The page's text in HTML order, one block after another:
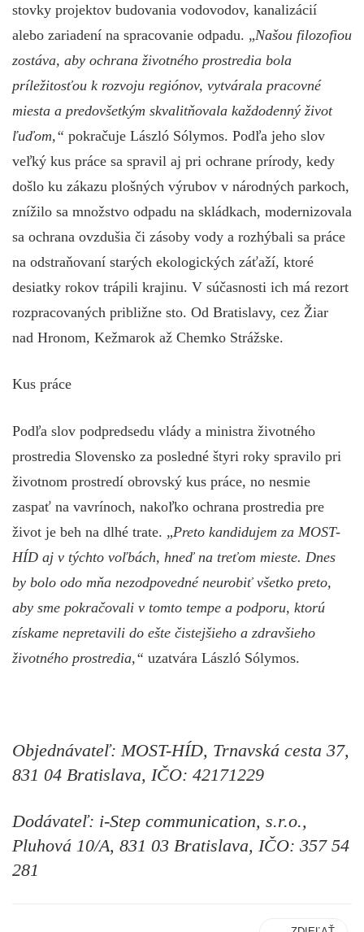
stovky projektov budovania vodovodov, kanalizácií
alebo zariadení na spracovanie odpadu. „Našou filozofiou
zostáva, aby ochrana životného prostredia bola
príležitosťou k rozvoju regiónov, vytvárala pracovné
miesta a predovšetkým skvalitňovala každodenný život
ľuďom,“ pokračuje László Sólymos. Podľa jeho slov
veľký kus práce sa spravil aj pri ochrane prírody, kedy
došlo ku zákazu plošných výrubov v národných parkoch,
znížilo sa množstvo odpadu na skládkach, modernizovala
sa ochrana ovzdušia či zásoby vody a rozhýbali sa práce
na odstraňovaní starých ekologických záťaží, ktoré
desiatky rokov trápili krajinu. V súčasnosti ich má rezort
rozpracovaných približne sto. Od Bratislavy, cez Žiar
nad Hronom, Kežmarok až Chemko Strážske.
Kus práce
Podľa slov podpredsedu vlády a ministra životného
prostredia Slovensko za posledné štyri roky spravilo pri
životnom prostredí obrovský kus práce, no nesmie
zaspať na vavrínoch, nakoľko ochrana prostredia pre
život je beh na dlhé trate. „Preto kandidujem za MOST-
HÍD aj v týchto voľbách, hneď na treťom mieste. Dnes
by bolo odo mňa nezodpovedné neurobiť všetko preto,
aby sme pokračovali v tomto tempe a podporu, ktorú
získame nepretavili do ešte čistejšieho a zdravšieho
životného prostredia,“ uzatvára László Sólymos.
Objednávateľ: MOST-HÍD, Trnavská cesta 37,
831 04 Bratislava, IČO: 42171229
Dodávateľ: i-Step communication, s.r.o.,
Pluhová 10/A, 831 03 Bratislava, IČO: 357 54
281